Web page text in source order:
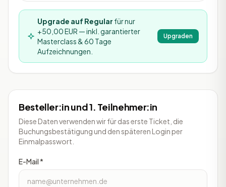
Upgrade auf Regular für nur
+50,00 EUR — inkl. garantierter
Masterclass & 60 Tage
Aufzeichnungen.
Upgraden
Besteller:in und 1. Teilnehmer:in
Diese Daten verwenden wir für das erste Ticket, die
Buchungsbestätigung und den späteren Login per
Einmalpasswort.
E-Mail *